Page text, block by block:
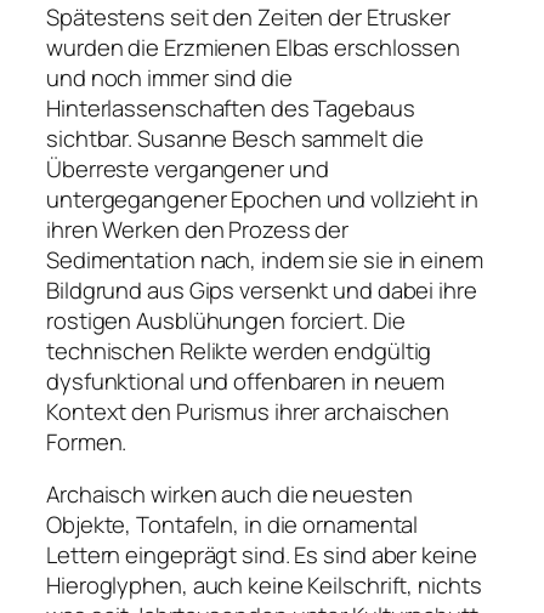
Spätestens seit den Zeiten der Etrusker
wurden die Erzmienen Elbas erschlossen
und noch immer sind die
Hinterlassenschaften des Tagebaus
sichtbar. Susanne Besch sammelt die
Überreste vergangener und
untergegangener Epochen und vollzieht in
ihren Werken den Prozess der
Sedimentation nach, indem sie sie in einem
Bildgrund aus Gips versenkt und dabei ihre
rostigen Ausblühungen forciert. Die
technischen Relikte werden endgültig
dysfunktional und offenbaren in neuem
Kontext den Purismus ihrer archaischen
Formen.
Archaisch wirken auch die neuesten
Objekte, Tontafeln, in die ornamental
Lettern eingeprägt sind. Es sind aber keine
Hieroglyphen, auch keine Keilschrift, nichts